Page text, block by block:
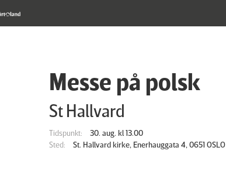
Messe på polsk
St Hallvard
Tidspunkt:
30. aug. kl 13.00
Sted:
St. Hallvard kirke, Enerhauggata 4, 0651 OSLO